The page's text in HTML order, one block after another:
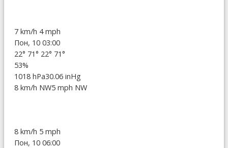
7 km/h 4 mph
Пон, 10 03:00
22° 71° 22° 71°
53%
1018 hPa30.06 inHg
8 km/h NW5 mph NW
8 km/h 5 mph
Пон, 10 06:00